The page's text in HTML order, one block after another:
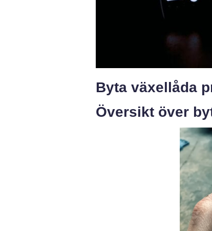
Byta växellåda
Översikt över